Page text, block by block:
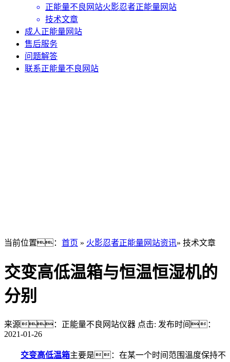
正能量不良网站火影忍者正能量网站
技术文章
成人正能量网站
售后服务
问题解答
联系正能量不良网站
当前位置： 首页 » 火影忍者正能量网站资讯» 技术文章
交变高低温箱与恒温恒湿机的
分别
来源：正能量不良网站仪器 点击: 发布时间：
2021-01-26
交变高低温箱主要是：在某一个时间范围溫度保持不